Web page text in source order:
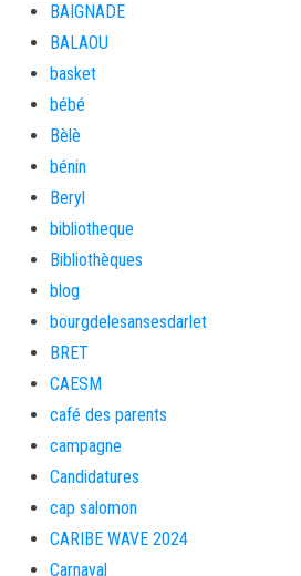
BAIGNADE
BALAOU
basket
bébé
Bèlè
bénin
Beryl
bibliotheque
Bibliothèques
blog
bourgdelesansesdarlet
BRET
CAESM
café des parents
campagne
Candidatures
cap salomon
CARIBE WAVE 2024
Carnaval